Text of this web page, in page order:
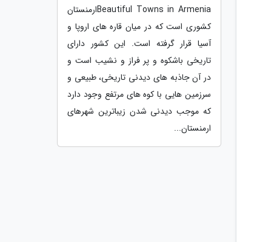
Beautiful Towns in Armeniaارمنستان
کشوری است که در میان قاره های اروپا و
آسیا قرار گرفته است. این کشور دارای
تاریخی باشکوه و پر فراز و نشیب است و
در آن جاذبه های دیدنی تاریخی، طبیعی و
سرزمین هایی با کوه های مرتفع وجود دارد
که موجب دیدنی شدن زیباترین شهرهای
ارمنستان...